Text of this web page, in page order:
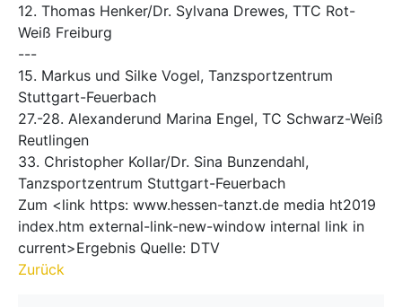
12. Thomas Henker/Dr. Sylvana Drewes, TTC Rot-
Weiß Freiburg
---
15. Markus und Silke Vogel, Tanzsportzentrum
Stuttgart-Feuerbach
27.-28. Alexanderund Marina Engel, TC Schwarz-Weiß
Reutlingen
33. Christopher Kollar/Dr. Sina Bunzendahl,
Tanzsportzentrum Stuttgart-Feuerbach
Zum <link https: www.hessen-tanzt.de media ht2019
index.htm external-link-new-window internal link in
current>Ergebnis Quelle: DTV
Zurück